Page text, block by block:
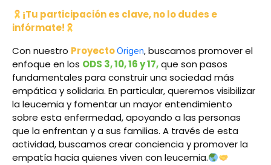
¡Tu participación es clave, no lo dudes e
infórmate!
Con nuestro ProyectoOrigen, buscamos promover el
enfoque en los ODS 3, 10, 16 y 17,que son pasos
fundamentales para construir una sociedad más
empática y solidaria. En particular, queremos visibilizar
la leucemia y fomentar un mayor entendimiento
sobre esta enfermedad, apoyando a las personas
que la enfrentan y a sus familias. A través de esta
actividad, buscamos crear conciencia y promover la
empatía hacia quienes viven con leucemia.